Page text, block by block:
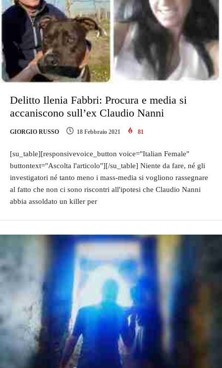
Delitto Ilenia Fabbri: Procura e media si
accaniscono sull’ex Claudio Nanni
GIORGIO RUSSO 18 Febbraio 2021 81
[su_table][responsivevoice_button voice="Italian Female"
buttontext="Ascolta l'articolo"][/su_table] Niente da fare, né gli
investigatori né tanto meno i mass-media si vogliono rassegnare
al fatto che non ci sono riscontri all'ipotesi che Claudio Nanni
abbia assoldato un killer per